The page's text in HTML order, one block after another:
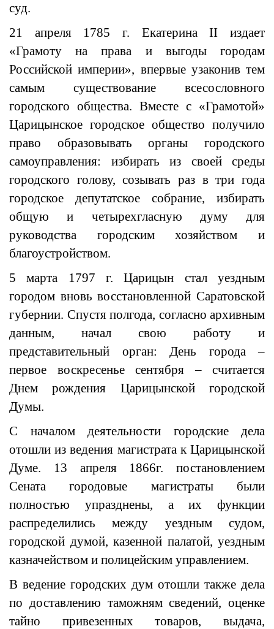
суд.
21 апреля 1785 г. Екатерина II издает
«Грамоту на права и выгоды городам
Российской империи», впервые узаконив тем
самым существование всесословного
городского общества. Вместе с «Грамотой»
Царицынское городское общество получило
право образовывать органы городского
самоуправления: избирать из своей среды
городского голову, созывать раз в три года
городское депутатское собрание, избирать
общую и четырехгласную думу для
руководства городским хозяйством и
благоустройством.
5 марта 1797 г. Царицын стал уездным
городом вновь восстановленной Саратовской
губернии. Спустя полгода, согласно архивным
данным, начал свою работу и
представительный орган: День города –
первое воскресенье сентября – считается
Днем рождения Царицынской городской
Думы.
С началом деятельности городские дела
отошли из ведения магистрата к Царицынской
Думе. 13 апреля 1866г. постановлением
Сената городовые магистраты были
полностью упразднены, а их функции
распределились между уездным судом,
городской думой, казенной палатой, уездным
казначейством и полицейским управлением.
В ведение городских дум отошли также дела
по доставлению таможням сведений, оценке
тайно привезенных товаров, выдача,